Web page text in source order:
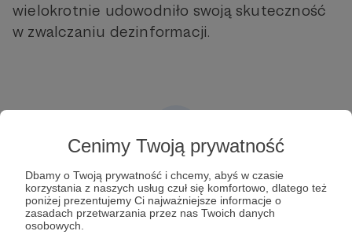
Cenimy Twoją prywatność
Dbamy o Twoją prywatność i chcemy, abyś w czasie
korzystania z naszych usług czuł się komfortowo, dlatego też
poniżej prezentujemy Ci najważniejsze informacje o
zasadach przetwarzania przez nas Twoich danych
osobowych.
wielokrotnie udowodniło swoją skuteczność
w zwalczaniu dezinformacji.
Post dostępny tylko dla Patronów
Aby zobaczyć ten materiał musisz być zalogowany